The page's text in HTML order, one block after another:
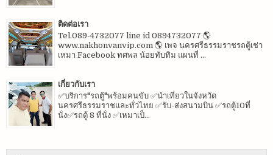
ติดต่อเรา
Tel.089-4732077 line id 0894732077 🌎
www.nakhonvanvip.com 🌎 เพจ นครศรีธรรมราชรถตู้เช่า
เหมา Facebook ทศพล น้อยทับทิม แผนที่ ...
เกี่ยวกับเรา
✅บริการ"รถตู้"พร้อมคนขับ ✅นำเที่ยวในจังหวัด
นครศรีธรรมราชและทั่วไทย ✅รับ-ส่งสนามบิน ✅รถตู้10ที่
นั่ง✅รถตู้ 8 ที่นั่ง ✅เหมาเป็...